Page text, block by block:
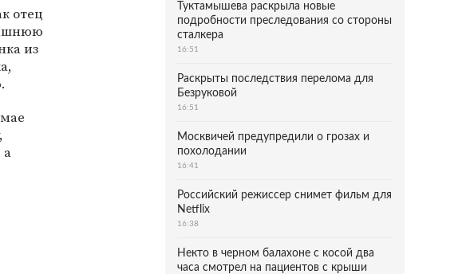
отец
из
а
Туктамышева раскрыла новые
подробности преследования со стороны
сталкера
16:51
Раскрыты последствия перелома для
Безруковой
16:51
Москвичей предупредили о грозах и
похолодании
16:41
Российский режиссер снимет фильм для
Netflix
16:38
Некто в черном балахоне с косой два
часа смотрел на пациентов с крыши